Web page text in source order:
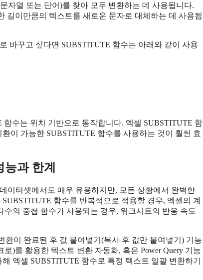
자열 또는 단어)를 찾아 모두 변환하는 데 사용됩니다.
길이만큼의 텍스트를 새로운 문자로 대체하는 데 사용됩
바꾸고 싶다면 SUBSTITUTE 함수는 아래와 같이 사용
수는 위치 기반으로 동작합니다. 엑셀 SUBSTITUTE 함
이 가능한 SUBSTITUTE 함수를 사용하는 것이 훨씬 효
과 한계
이터셋에서도 매우 유용하지만, 모든 상황에서 완벽한
함수를 반복적으로 적용할 경우, 엑셀의 계
의 중첩 함수가 사용되는 경우, 워크시트의 반응 속도
이 완료된 후 값 붙여넣기(복사 후 값만 붙여넣기) 기능
)를 활용한 텍스트 변환 자동화, 혹은 Power Query 기능
엑셀 SUBSTITUTE 함수로 특정 텍스트 일괄 변환하기